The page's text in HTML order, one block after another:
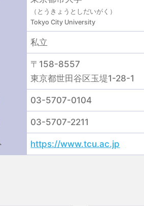
（とうきょうとしだいがく）
Tokyo City University
私立
〒158-8557
東京都世田谷区玉堤1-28-1
03-5707-0104
03-5707-2211
https://www.tcu.ac.jp